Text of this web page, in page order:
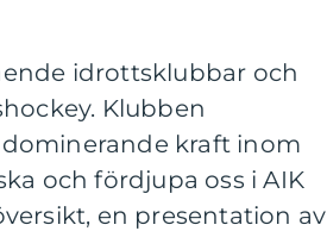
idrottsklubbar och
Klubben
dominerande kraft inom
och fördjupa oss i AIK
en presentation av